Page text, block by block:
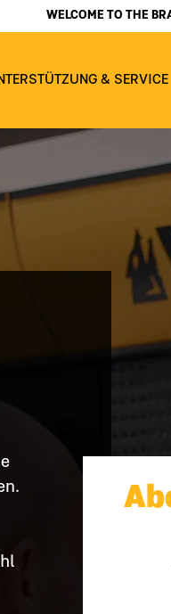
WELCOME TO THE
& SERVICE